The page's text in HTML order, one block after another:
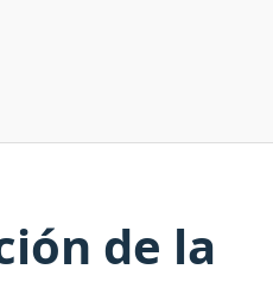
de la